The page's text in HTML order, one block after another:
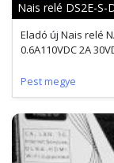
Nais relé DS2E-S-
Eladó új Nais relé
0.6A110VDC 2A
Pest megye